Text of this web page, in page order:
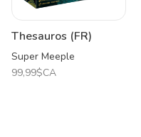
Thesauros (FR)
Super Meeple
99,99$CA